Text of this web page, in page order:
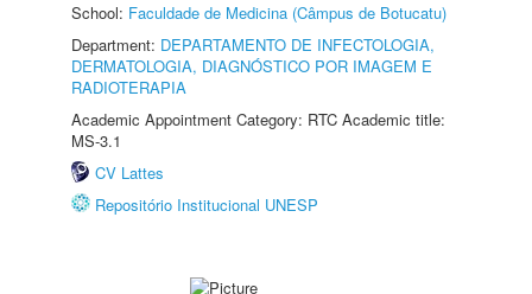
School: Faculdade de Medicina (Câmpus de Botucatu)
Department: DEPARTAMENTO DE INFECTOLOGIA,
DERMATOLOGIA, DIAGNÓSTICO POR IMAGEM E
RADIOTERAPIA
Academic Appointment Category: RTC Academic title:
MS-3.1
CV Lattes
Repositório Institucional UNESP